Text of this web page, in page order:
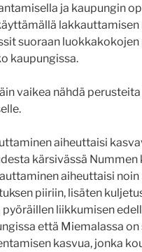
ja kaupungin
suoraan luokkakokojen
kaupungissa.
vaikea nähdä
aiheuttaisi
kärsivässä Nummen
aiheuttaisi
piiriin, lisäten
liikkumisen
että Miemalassa
kasvua, jonka